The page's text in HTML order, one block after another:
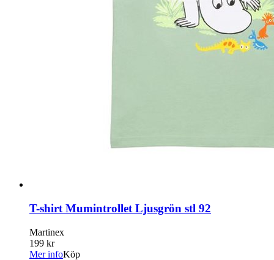
T-shirt Mumintrollet Ljusgrön stl 92
Martinex
199 kr
Mer infoKöp